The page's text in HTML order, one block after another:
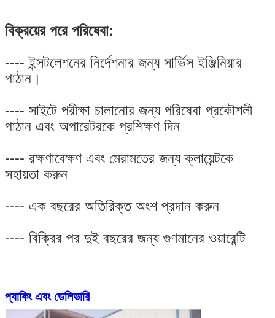
বিক্রয়ের পরে পরিষেবা:
---- ইন্সটলেশনের নির্দেশনার জন্য সার্ভিস ইঞ্জিনিয়ার
পাঠান।
---- সাইটে পরীক্ষা চালানোর জন্য পরিষেবা প্রকৌশলী
পাঠান এবং অপারেটরকে প্রশিক্ষণ দিন
---- রক্ষণাবেক্ষণ এবং মেরামতের জন্য ক্লায়েন্টকে
সহায়তা করুন
---- এক বছরের অতিরিক্ত অংশ প্রদান করুন
---- বিক্রির পর দুই বছরের জন্য গুণমানের ওয়ারেন্টি
প্যাকিং এবং ডেলিভারি